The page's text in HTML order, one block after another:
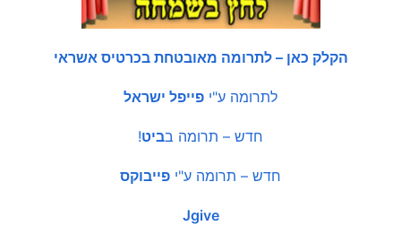
הקלק כאן – לתרומה מאובטחת בכרטיס אשראי
לתרומה ע"י פייפל ישראל
חדש – תרומה בביט!
חדש – תרומה ע"י פייבוקס
Jgive